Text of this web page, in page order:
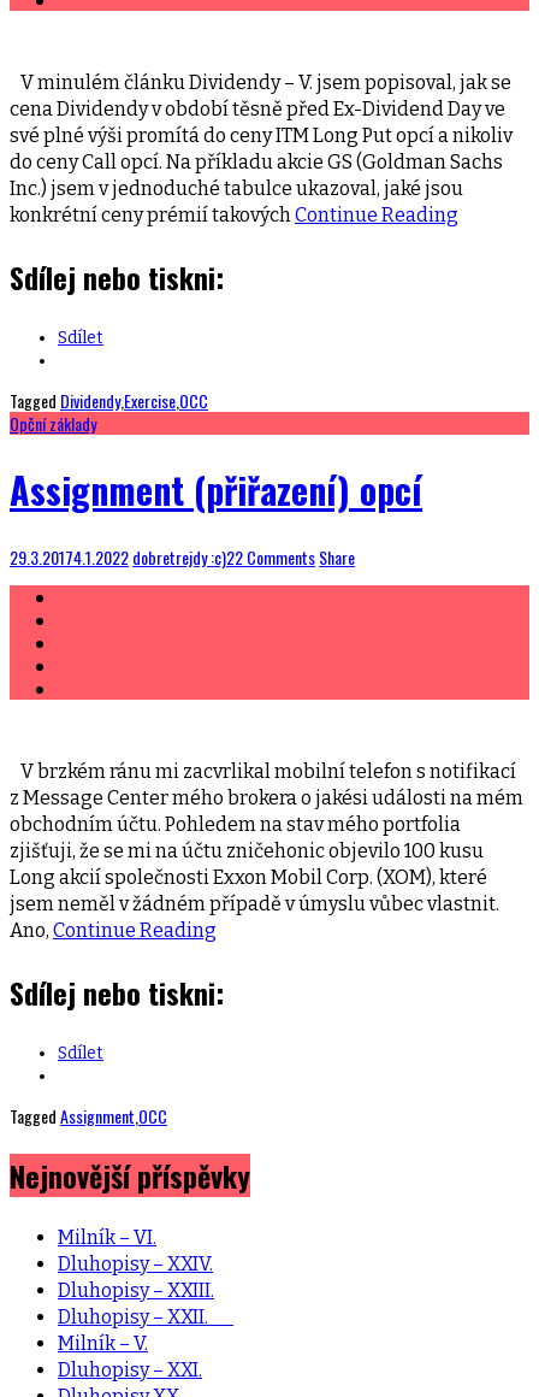
V minulém článku Dividendy – V. jsem popisoval, jak se
cena Dividendy v období těsně před Ex-Dividend Day ve
své plné výši promítá do ceny ITM Long Put opcí a nikoliv
do ceny Call opcí. Na příkladu akcie GS (Goldman Sachs
Inc.) jsem v jednoduché tabulce ukazoval, jaké jsou
konkrétní ceny prémií takovýchContinue Reading
Sdílej nebo tiskni:
Sdílet
Tagged Dividendy,ExerciseOCC
Opční základy
Assignment (přiřazení) opcí
29.3.20174.1.2022dobretrejdy :c)22 CommentsShare
V brzkém ránu mi zacvrlikal mobilní telefon s notifikací
z Message Center mého brokera o jakési události na mém
obchodním účtu. Pohledem na stav mého portfolia
zjišťuji, že se mi na účtu zničehonic objevilo 100 kusu
Long akcií společnosti Exxon Mobil Corp. (XOM), které
jsem neměl v žádném případě v úmyslu vůbec vlastnit.
Ano, Continue Reading
Sdílej nebo tiskni:
Sdílet
TaggedAssignment OCC
Nejnovější příspěvky
Milník – VI.
Dluhopisy – XXIV.
Dluhopisy – XXIII.
Dluhopisy – XXII.
Milník – V.
Dluhopisy – XXI.